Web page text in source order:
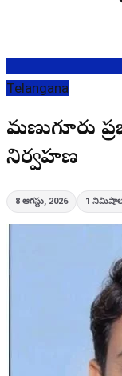
Telangana
మణుగూరులో
నిర్వహణ
8 ఆగస్టు, 2026 1 నిమిషాల